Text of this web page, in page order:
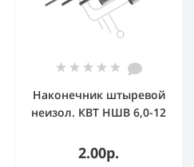
Наконечник штыревой
неизол. КВТ НШВ 6,0-12
2.00р.